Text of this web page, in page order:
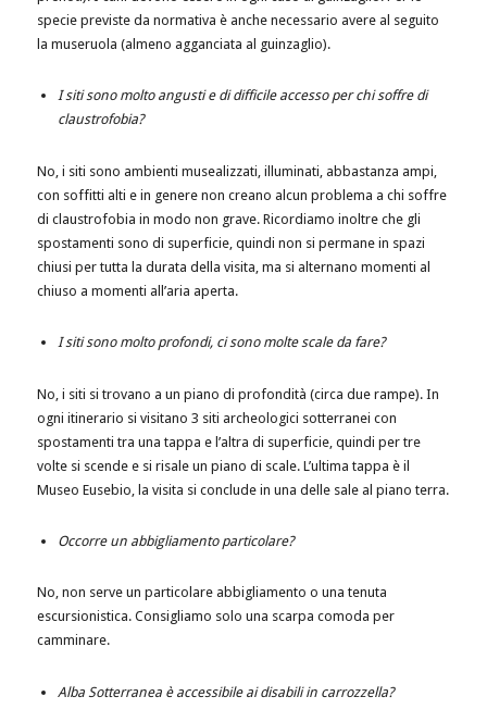
specie previste da normativa è anche necessario avere al seguito
la museruola (almeno agganciata al guinzaglio).
I siti sono molto angusti e di difficile accesso per chi soffre di
claustrofobia?
No, i siti sono ambienti musealizzati, illuminati, abbastanza ampi,
con soffitti alti e in genere non creano alcun problema a chi soffre
di claustrofobia in modo non grave. Ricordiamo inoltre che gli
spostamenti sono di superficie, quindi non si permane in spazi
chiusi per tutta la durata della visita, ma si alternano momenti al
chiuso a momenti all’aria aperta.
I siti sono molto profondi, ci sono molte scale da fare?
No, i siti si trovano a un piano di profondità (circa due rampe). In
ogni itinerario si visitano 3 siti archeologici sotterranei con
spostamenti tra una tappa e l’altra di superficie, quindi per tre
volte si scende e si risale un piano di scale. L’ultima tappa è il
Museo Eusebio, la visita si conclude in una delle sale al piano terra.
Occorre un abbigliamento particolare?
No, non serve un particolare abbigliamento o una tenuta
escursionistica. Consigliamo solo una scarpa comoda per
camminare.
Alba Sotterranea è accessibile ai disabili in carrozzella?